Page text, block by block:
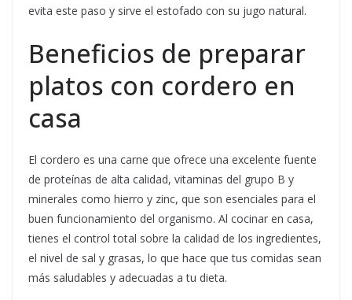
evita este paso y sirve el estofado con su jugo natural.
Beneficios de preparar
platos con cordero en
casa
El cordero es una carne que ofrece una excelente fuente
de proteínas de alta calidad, vitaminas del grupo B y
minerales como hierro y zinc, que son esenciales para el
buen funcionamiento del organismo. Al cocinar en casa,
tienes el control total sobre la calidad de los ingredientes,
el nivel de sal y grasas, lo que hace que tus comidas sean
más saludables y adecuadas a tu dieta.